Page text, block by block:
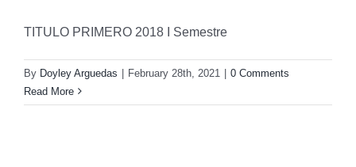
TITULO PRIMERO 2018 I Semestre
By Doyley Arguedas February 28th, 2021
0 Comments
Read More